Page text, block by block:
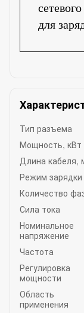
для
Тип разъема
Мощность, кВт
Длина кабеля,
Режим зарядки
Количество
Сила тока
Номинальное
напряжение
Частота
Регулировка
мощности
Область
применения